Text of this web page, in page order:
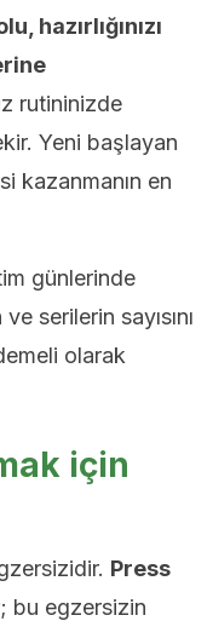
hazırlığınızı
rutininizde
Yeni başlayan
kazanmanın en
günlerinde
serilerin sayısını
olarak
için
Press
bu egzersizin